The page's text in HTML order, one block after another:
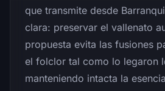
que transmite desde
clara: preservar el vallenato
propuesta evita las fusiones
el folclor tal como lo legaron
manteniendo intacta la